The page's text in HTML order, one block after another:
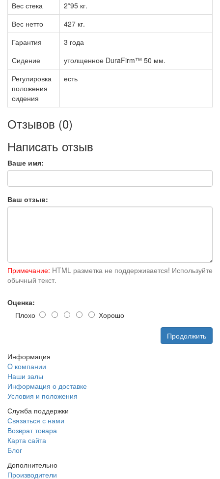
Вес стека
2*95 кг.
Вес нетто
427 кг.
Гарантия
3 года
Сидение
утолщенное DuraFirm™ 50 мм.
Регулировка
положения
сидения
есть
Отзывов (0)
Написать отзыв
Ваше имя:
Ваш отзыв:
Примечание: HTML разметка не поддерживается! Используйте
обычный текст.
Оценка:
Плохо
Хорошо
Продолжить
Информация
O компании
Наши залы
Информация о доставке
Условия и положения
Служба поддержки
Связаться с нами
Возврат товара
Карта сайта
Блог
Дополнительно
Производители